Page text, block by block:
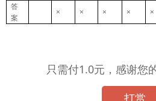
答
案
× × × × ×
只需付1.0元，感谢您
打赏